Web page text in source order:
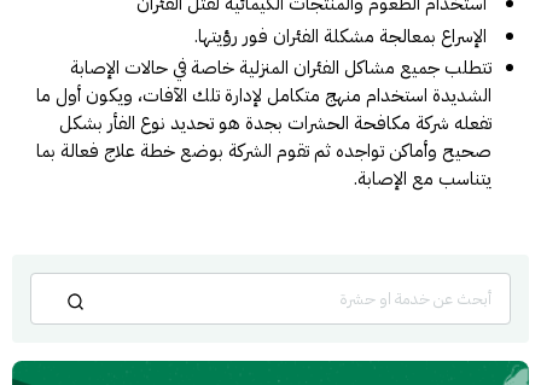
الإسراع بمعالجة مشكلة الفئران فور رؤيتها.
تتطلب جميع مشاكل الفئران المنزلية خاصة في حالات الإصابة
الشديدة استخدام منهج متكامل لإدارة تلك الآفات، ويكون أول ما
تفعله شركة مكافحة الحشرات بجدة هو تحديد نوع الفأر بشكل
صحيح وأماكن تواجده ثم تقوم الشركة بوضع خطة علاج فعالة بما
يتناسب مع الإصابة.